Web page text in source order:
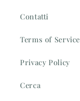
Contatti
Terms of Service
Privacy Policy
Cerca